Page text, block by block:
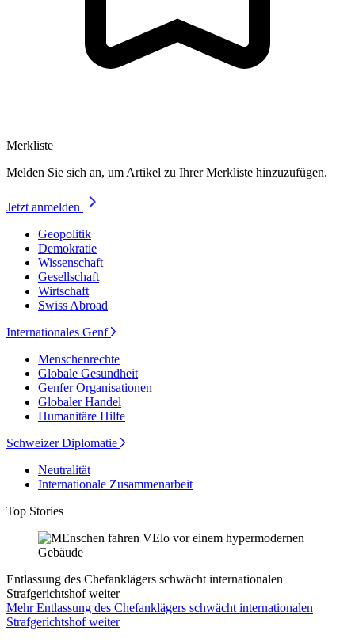
Merkliste
Melden Sie sich an, um Artikel zu Ihrer Merkliste hinzuzufügen.
Jetzt anmelden
Geopolitik
Demokratie
Wissenschaft
Gesellschaft
Wirtschaft
Swiss Abroad
Internationales Genf
Menschenrechte
Globale Gesundheit
Genfer Organisationen
Globaler Handel
Humanitäre Hilfe
Schweizer Diplomatie
Neutralität
Internationale Zusammenarbeit
Top Stories
Entlassung des Chefanklägers schwächt internationalen
Strafgerichtshof weiter
Mehr Entlassung des Chefanklägers schwächt internationalen
Strafgerichtshof weiter